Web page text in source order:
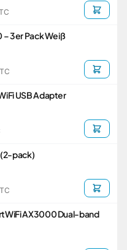
– 3er Pack Weiß
USB Adapter
(2-pack)
AX3000 Dual-band